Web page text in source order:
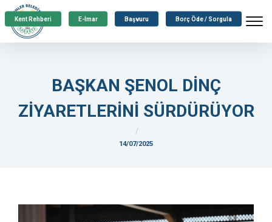
Kent Rehberi E-İmar Başvuru Borç Öde / Sorgula
BAŞKAN ŞENOL DİNÇ
ZİYARETLERİNİ SÜRDÜRÜYOR
14/07/2025